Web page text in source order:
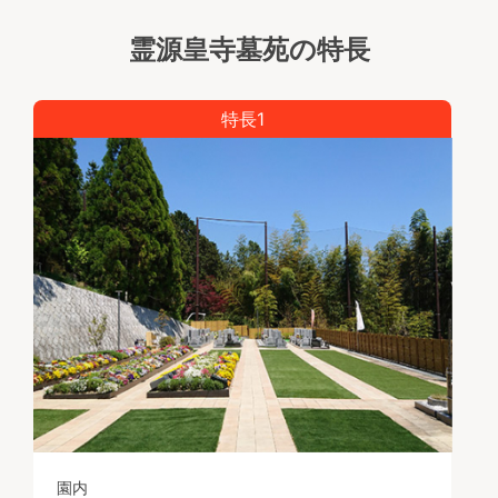
霊源皇寺墓苑の特長
特長1
園内